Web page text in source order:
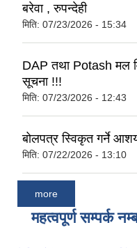
बरेवा , रुपन्देही
मिति: 07/23/2026 - 15:34
DAP तथा Potash मल
सूचना !!!
मिति: 07/23/2026 - 12:43
बोलपत्र स्विकृत गर्ने
मिति: 07/22/2026 - 13:10
more
महत्वपूर्ण सम्पर्क